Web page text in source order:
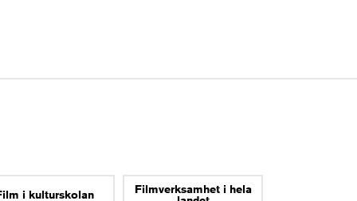
i kulturskolan Filmverksamhet i hela